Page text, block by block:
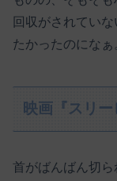
回収がされてい
たかったのになぁ
映画『スリ
首がばんばん切